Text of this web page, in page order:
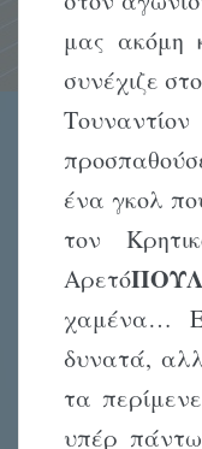
μας ακόμη
συνέχιζε
ένα γκολ
τον
Αρετό
χαμένα…
δυνατά,
τα
υπέρ